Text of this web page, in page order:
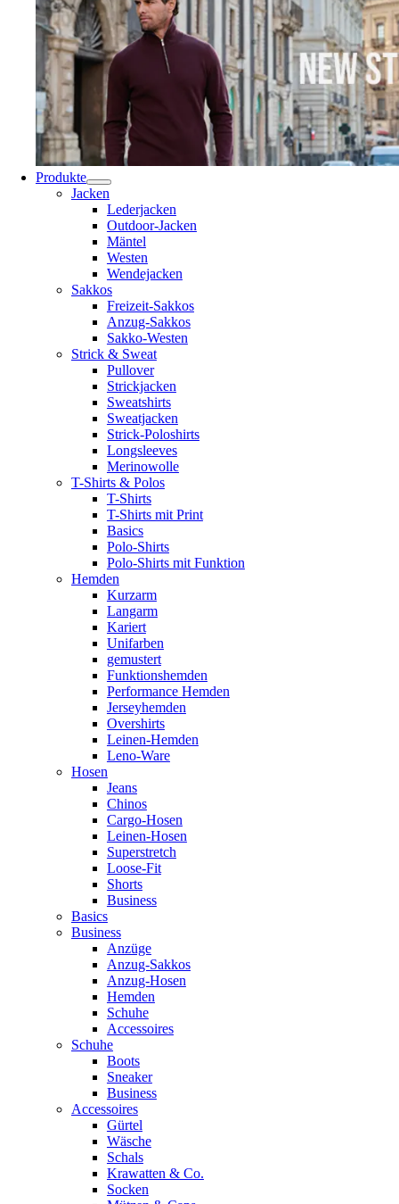
Produkte
Jacken
Lederjacken
Outdoor-Jacken
Mäntel
Westen
Wendejacken
Sakkos
Freizeit-Sakkos
Anzug-Sakkos
Sakko-Westen
Strick & Sweat
Pullover
Strickjacken
Sweatshirts
Sweatjacken
Strick-Poloshirts
Longsleeves
Merinowolle
T-Shirts & Polos
T-Shirts
T-Shirts mit Print
Basics
Polo-Shirts
Polo-Shirts mit Funktion
Hemden
Kurzarm
Langarm
Kariert
Unifarben
gemustert
Funktionshemden
Performance Hemden
Jerseyhemden
Overshirts
Leinen-Hemden
Leno-Ware
Hosen
Jeans
Chinos
Cargo-Hosen
Leinen-Hosen
Superstretch
Loose-Fit
Shorts
Business
Basics
Business
Anzüge
Anzug-Sakkos
Anzug-Hosen
Hemden
Schuhe
Accessoires
Schuhe
Boots
Sneaker
Business
Accessoires
Gürtel
Wäsche
Schals
Krawatten & Co.
Socken